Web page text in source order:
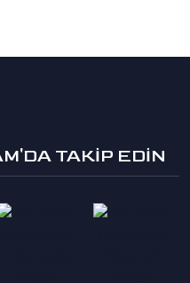
TAKİP EDİN